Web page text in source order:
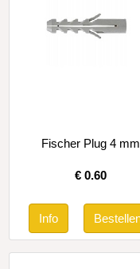
Fischer Plug 4 mm
€ 0.60